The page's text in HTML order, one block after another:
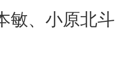
敏、小原北